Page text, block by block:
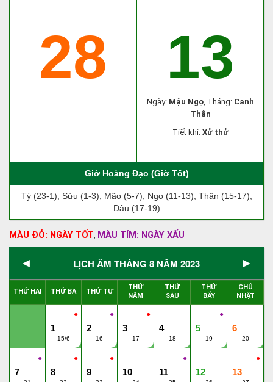
28 13
Ngày: Mậu Ngọ, Tháng: Canh
Thân
Tiết khí: Xử thử
Giờ Hoàng Đạo (Giờ Tốt)
Tý (23-1), Sửu (1-3), Mão (5-7), Ngọ (11-13), Thân (15-17),
Dậu (17-19)
MÀU ĐỎ: NGÀY TỐT, MÀU TÍM: NGÀY XẤU
◄ LỊCH ÂM THÁNG 8 NĂM 2023 ►
THỨ HAI THỨ BA THỨ TƯ
THỨ
NĂM
THỨ
SÁU
THỨ
BẨY
CHỦ
NHẬT
●
1
15/6
●
2
16
●
3
17
4
18
●
5
19
6
20
●
7
●
8
●
9 10
●
11 12
●
13